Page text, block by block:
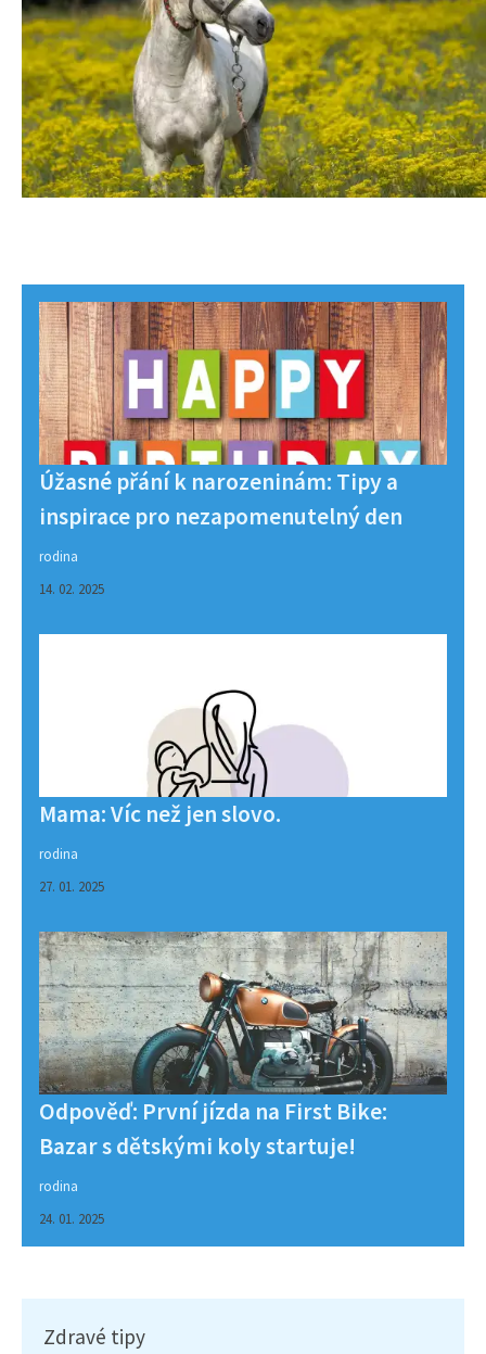
Úžasné přání k narozeninám: Tipy a
inspirace pro nezapomenutelný den
rodina
14. 02. 2025
Mama: Víc než jen slovo.
rodina
27. 01. 2025
Odpověď: První jízda na First Bike:
Bazar s dětskými koly startuje!
rodina
24. 01. 2025
Zdravé tipy